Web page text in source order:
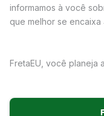
informamos à você
que melhor se
FretaEU, você planeja